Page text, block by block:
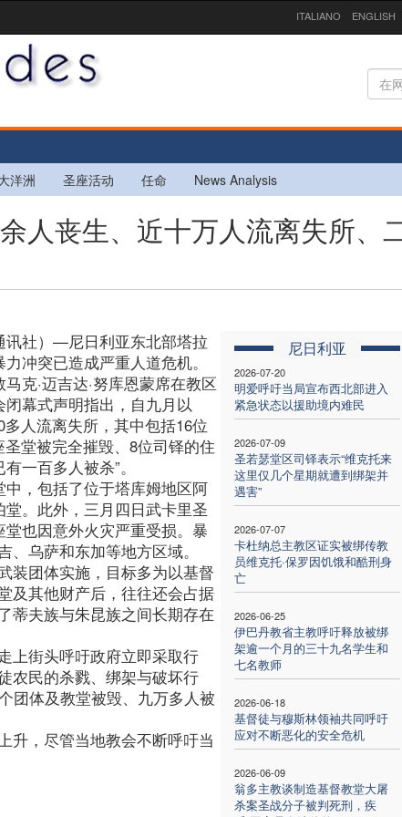
ITALIANO ENGLISH
洋洲 圣座活动 任命 News Analysis
人丧生、近十万人流离失所、
尼日利亚
2026-07-20
明爱呼吁当局宣布西北部进入
紧急状态以援助境内难民
2026-07-09
圣若瑟堂区司铎表示“维克托来
这里仅几个星期就遭到绑架并
遇害”
2026-07-07
卡杜纳总主教区证实被绑传教
员维克托·保罗因饥饿和酷刑身
亡
2026-06-25
伊巴丹教省主教呼吁释放被绑
架逾一个月的三十九名学生和
七名教师
2026-06-18
基督徒与穆斯林领袖共同呼吁
应对不断恶化的安全危机
2026-06-09
翁多主教谈制造基督教堂大屠
杀案圣战分子被判死刑，疾
讯社）—尼日利亚东北部塔拉
冲突已造成严重人道危机。
克·迈吉达·努库恩蒙席在教区
闭幕式声明指出，自九月以
多人流离失所，其中包括16位
圣堂被完全摧毁、8位司铎的住
一百多人被杀”。
中，包括了位于塔库姆地区阿
堂。此外，三月四日武卡里圣
堂也因意外火灾严重受损。暴
乌萨和东加等地方区域。
装团体实施，目标多为以基督
及其他财产后，往往还会占据
蒂夫族与朱昆族之间长期存在
上街头呼吁政府立即采取行
农民的杀戮、绑架与破坏行
团体及教堂被毁、九万多人被
升，尽管当地教会不断呼吁当